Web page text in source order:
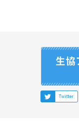
Twitter